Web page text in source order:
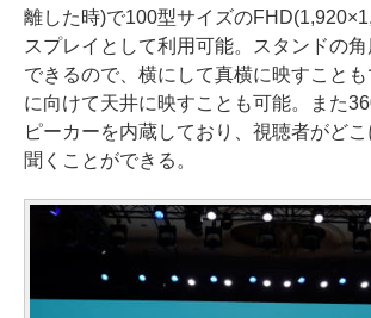
離した時)で100型サイズの
スプレイとして利用可能。スタンドの
できるので、横にして真横に映すこと
に向けて天井に映すことも可能。また
ピーカーを内蔵しており、視聴者がど
聞くことができる。